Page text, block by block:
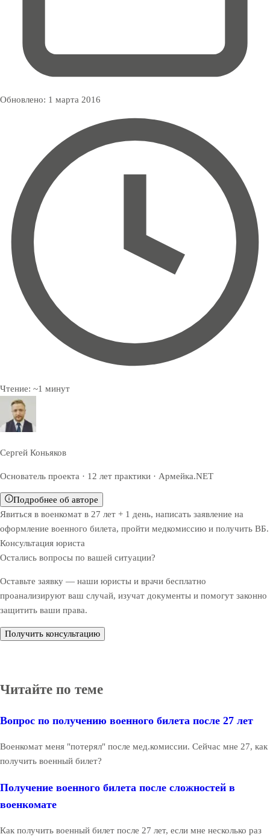
Обновлено: 1 марта 2016
Чтение: ~1 минут
Сергей Коньяков
Основатель проекта · 12 лет практики · Армейка.NET
Подробнее об авторе
Явиться в военкомат в 27 лет + 1 день, написать заявление на
оформление военного билета, пройти медкомиссию и получить ВБ.
Консультация юриста
Остались вопросы по вашей ситуации?
Оставьте заявку — наши юристы и врачи бесплатно
проанализируют ваш случай, изучат документы и помогут законно
защитить ваши права.
Получить консультацию
Читайте по теме
Вопрос по получению военного билета после 27 лет
Военкомат меня "потерял" после мед.комиссии. Сейчас мне 27, как
получить военный билет?
Получение военного билета после сложностей в
военкомате
Как получить военный билет после 27 лет, если мне несколько раз